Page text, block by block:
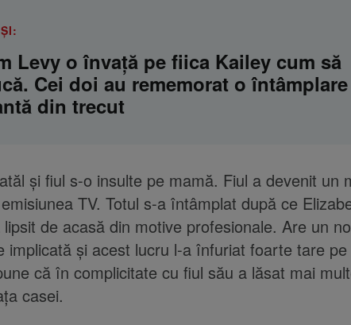
Levy o învață pe fiica Kailey cum să
Cei doi au rememorat o întâmplare
din trecut
și fiul s-o insulte pe mamă. Fiul a devenit un
TV. Totul s-a întâmplat după ce
de acasă din motive profesionale. Are un
implicată și acest lucru l-a înfuriat foarte tare pe
că în complicitate cu fiul său a lăsat mai
casei.